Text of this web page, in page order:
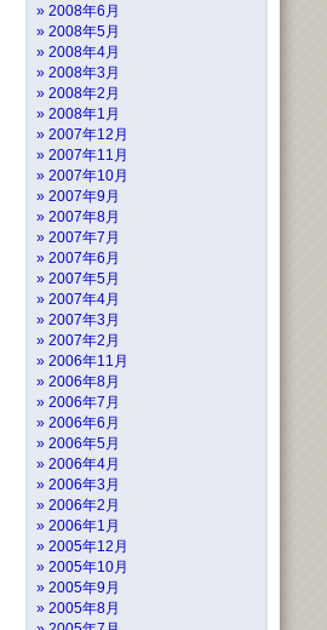
2008年6月
2008年5月
2008年4月
2008年3月
2008年2月
2008年1月
2007年12月
2007年11月
2007年10月
2007年9月
2007年8月
2007年7月
2007年6月
2007年5月
2007年4月
2007年3月
2007年2月
2006年11月
2006年8月
2006年7月
2006年6月
2006年5月
2006年4月
2006年3月
2006年2月
2006年1月
2005年12月
2005年10月
2005年9月
2005年8月